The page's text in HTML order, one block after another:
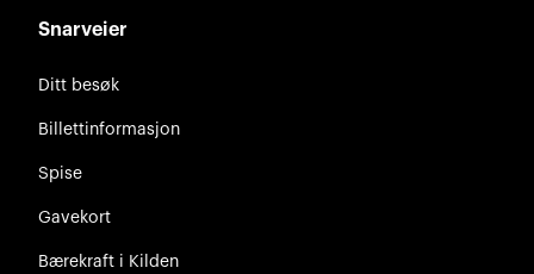
Snarveier
Ditt besøk
Billettinformasjon
Spise
Gavekort
Bærekraft i Kilden